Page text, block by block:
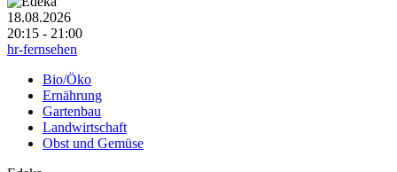
18.08.2026
20:15 - 21:00
hr-fernsehen
Bio/Öko
Ernährung
Gartenbau
Landwirtschaft
Obst und Gemüse